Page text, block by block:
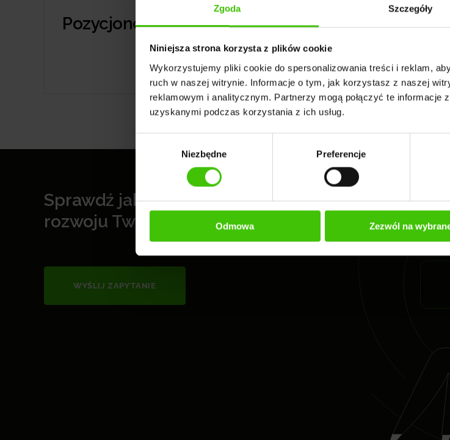
Zgoda Szczegóły
Niniejsza strona korzysta z plików cookie
Wykorzystujemy pliki cookie do spersonalizowania treści i reklam,
ruch w naszej witrynie. Informacje o tym, jak korzystasz z naszej
reklamowym i analitycznym. Partnerzy mogą połączyć te informacje
uzyskanymi podczas korzystania z ich usług.
Niezbędne Preferencje
Odmowa Zezwól na
Pozycjonowanie sklepów
Google
Sprawdź jak możemy pomóc w
rozwoju Twojej firmy
WYŚLIJ ZAPYTANIE